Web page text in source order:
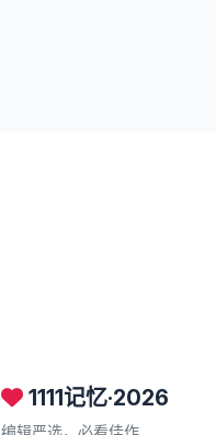
1111记忆·2026
编辑严选，必看佳作